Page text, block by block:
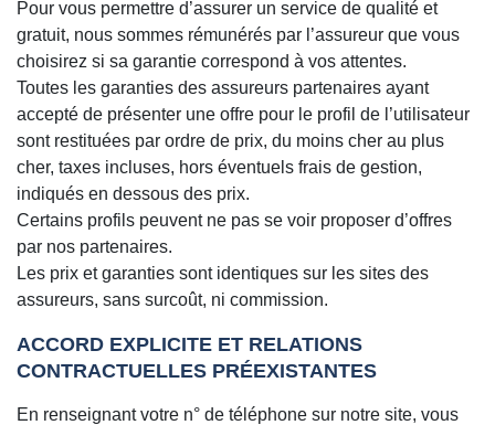
Pour vous permettre d’assurer un service de qualité et
gratuit, nous sommes rémunérés par l’assureur que vous
choisirez si sa garantie correspond à vos attentes.
Toutes les garanties des assureurs partenaires ayant
accepté de présenter une offre pour le profil de l’utilisateur
sont restituées par ordre de prix, du moins cher au plus
cher, taxes incluses, hors éventuels frais de gestion,
indiqués en dessous des prix.
Certains profils peuvent ne pas se voir proposer d’offres
par nos partenaires.
Les prix et garanties sont identiques sur les sites des
assureurs, sans surcoût, ni commission.
ACCORD EXPLICITE ET RELATIONS
CONTRACTUELLES PRÉEXISTANTES
En renseignant votre n° de téléphone sur notre site, vous